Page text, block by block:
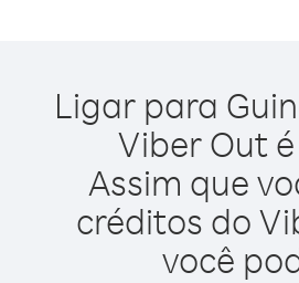
Ligar para
Viber Out
Assim que
créditos do
você